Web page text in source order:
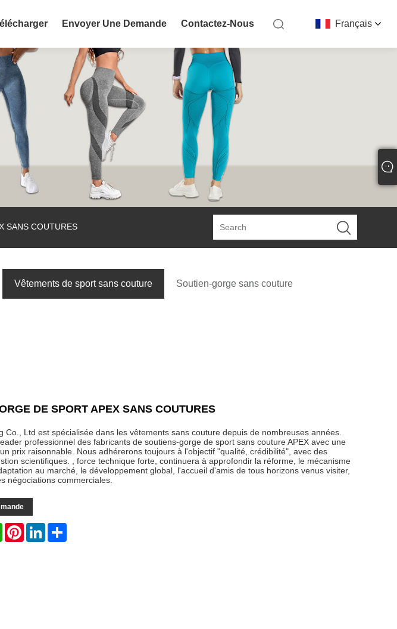
Français
Envoyer Une Demande Contactez-Nous
SANS COUTURES
Vêtements de sport sans couture Soutien-gorge sans couture
DE SPORT APEX SANS COUTURES
Co., Ltd est spécialisée dans les vêtements sans couture depuis de nombreuses années.
professionnel des fabricants de soutiens-gorge de sport sans couture APEX avec une
prix raisonnable. Nous adhérerons toujours à l'objectif "qualité, crédibilité", avec des
scientifiques. , force technique forte, continuera à approfondir la réforme, le mécanisme
au marché, le développement global, l'accueil d'amis de tous horizons venus visiter,
négociations commerciales.
WhatsAppPinterestLinkedIn